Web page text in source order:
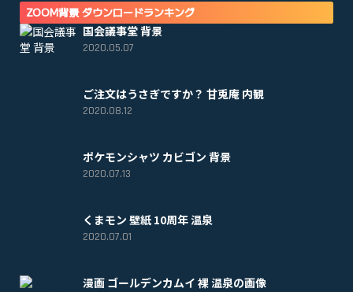
ZOOM背景 ダウンロードランキング
国会議事堂 背景
2020.05.07
ご注文はうさぎですか？ 甘兎庵 内観
2020.08.12
ポケモンシャツ カビゴン 背景
2020.07.13
くまモン 壁紙 10周年 温泉
2020.07.01
漫画 ゴールデンカムイ 裸 温泉の画像